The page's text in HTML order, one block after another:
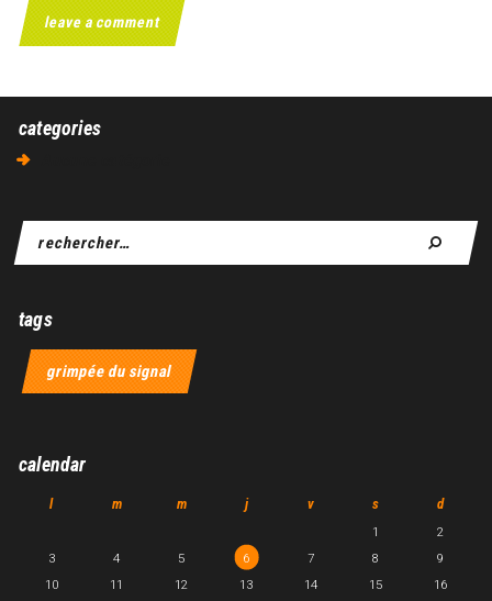
categories
tags
grimpée du signal
calendar
l m m j v s d
1
2
3
4 5 6 7 8
9
10
11 12 13 14 15
16